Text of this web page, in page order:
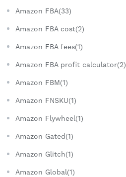
Amazon FBA(33)
Amazon FBA cost(2)
Amazon FBA fees(1)
Amazon FBA profit calculator(2)
Amazon FBM(1)
Amazon FNSKU(1)
Amazon Flywheel(1)
Amazon Gated(1)
Amazon Glitch(1)
Amazon Global(1)